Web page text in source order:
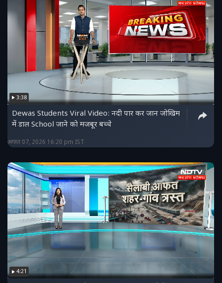
3:38
Dewas Students Viral Video: नदी पार कर जान जोखिम
में डाल School जाने को मजबूर बच्चे
अगस्त 07, 2026 16:20 pm IST
4:21